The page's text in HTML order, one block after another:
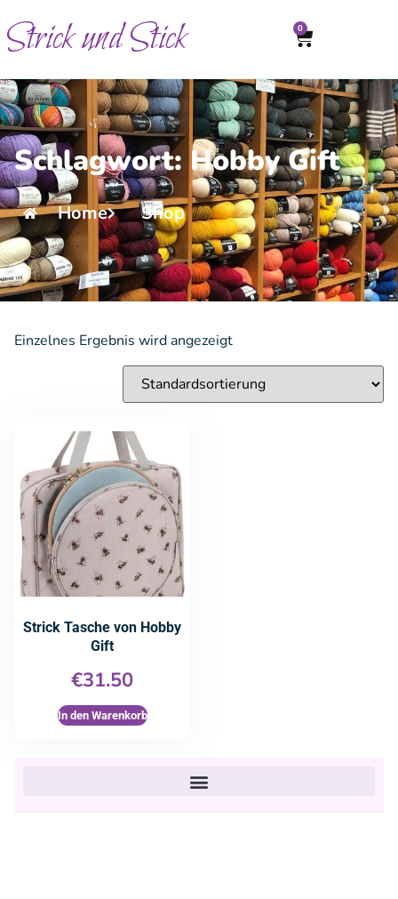
Strick und Stick 0
Schlagwort: Hobby Gift
Home Shop
Einzelnes Ergebnis wird angezeigt
Strick Tasche von Hobby
Gift
€31.50
In den Warenkorb